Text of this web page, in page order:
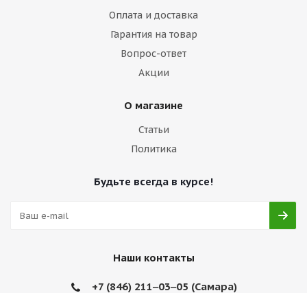
Оплата и доставка
Гарантия на товар
Вопрос-ответ
Акции
О магазине
Статьи
Политика
Будьте всегда в курсе!
Наши контакты
+7 (846) 211‒03‒05 (Самара)